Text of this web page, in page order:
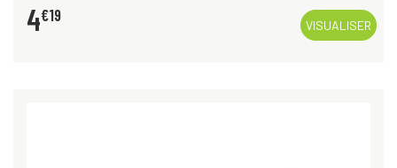
4€19
VISUALISER